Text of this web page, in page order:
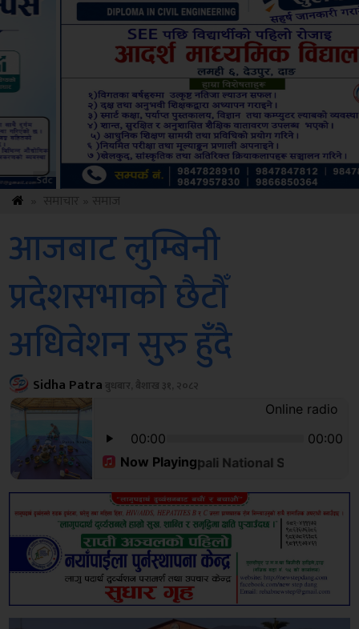
Amb
आजबाट लुम्बिनी
प्रदेशसभाको छैटौँ
अधिवेशन सुरु हुँदै
Sidha Patraबुधबार, बैशाख ३१, २०८२